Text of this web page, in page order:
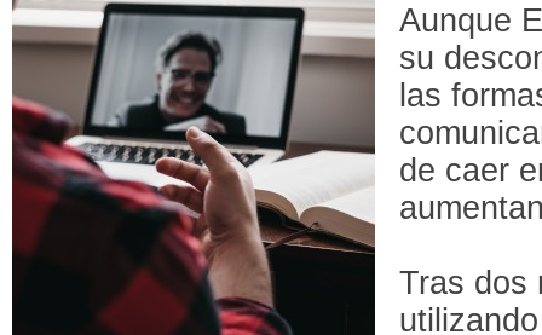
Aunque
su
las
de caer
Tras dos